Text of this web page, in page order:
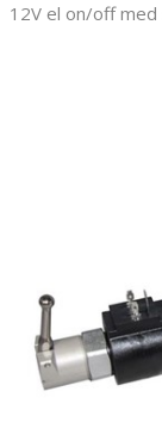
12V el on/off